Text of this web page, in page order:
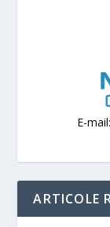
E-
ARTICOLE